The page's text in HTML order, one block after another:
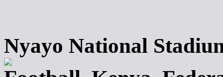
Nyayo National